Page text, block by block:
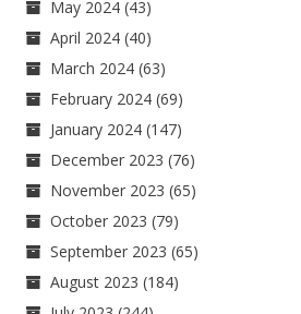
May 2024 (43)
April 2024 (40)
March 2024 (63)
February 2024 (69)
January 2024 (147)
December 2023 (76)
November 2023 (65)
October 2023 (79)
September 2023 (65)
August 2023 (184)